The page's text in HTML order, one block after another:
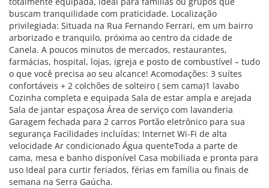
buscam tranquilidade com praticidade. Localização
privilegiada: Situada na Rua Fernando Ferrari, em um bairro
arborizado e tranquilo, próxima ao centro da cidade de
Canela. A poucos minutos de mercados, restaurantes,
farmácias, hospital, lojas, igreja e posto de combustível – tudo
o que você precisa ao seu alcance! Acomodações: 3 suítes
confortáveis + 2 colchões de solteiro ( sem cama)1 lavabo
Cozinha completa e equipada Sala de estar ampla e arejada
Sala de jantar espaçosa Área de serviço com lavanderia
Garagem fechada para 2 carros Portão eletrônico para sua
segurança Facilidades incluídas: Internet Wi-Fi de alta
velocidade Ar condicionado Água quenteToda a parte de
cama, mesa e banho disponível Casa mobiliada e pronta para
uso Ideal para curtir feriados, férias em família ou finais de
semana na Serra Gaúcha.